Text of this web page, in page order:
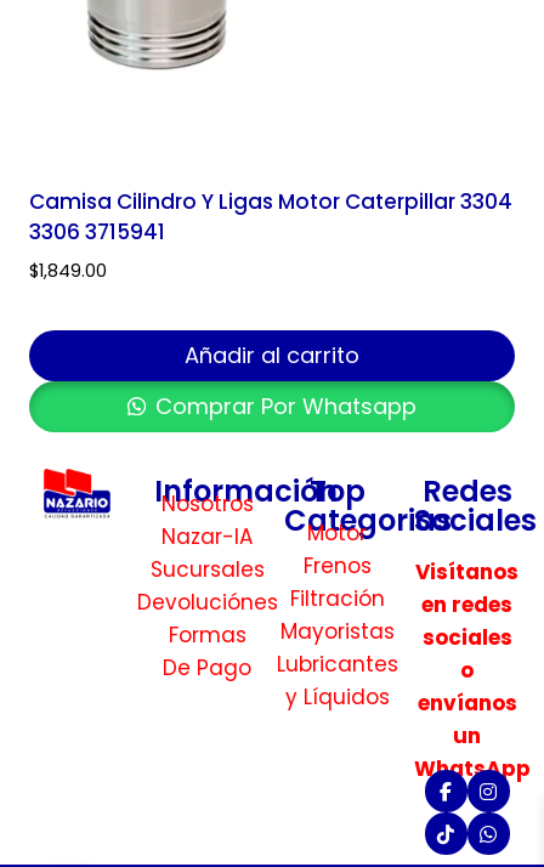
Camisa Cilindro Y Ligas Motor Caterpillar 3304
3306 3715941
$1,849.00
Añadir al carrito
Comprar Por Whatsapp
Información
Nosotros
Nazar-IA
Sucursales
Devoluciónes
Formas
De Pago
Top
Categorias
Motor
Frenos
Filtración
Mayoristas
Lubricantes
y Líquidos
Redes
Sociales
Visítanos
en redes
sociales
o
envíanos
un
WhatsApp